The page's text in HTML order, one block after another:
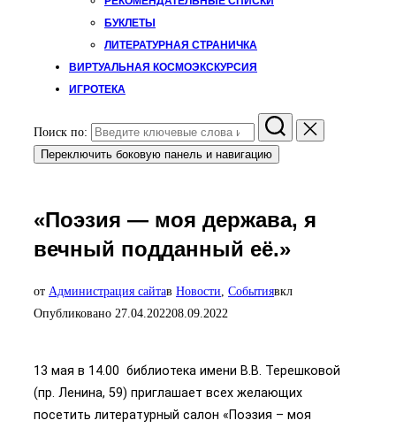
БУКЛЕТЫ
ЛИТЕРАТУРНАЯ СТРАНИЧКА
ВИРТУАЛЬНАЯ КОСМОЭКСКУРСИЯ
ИГРОТЕКА
Поиск по:
Переключить боковую панель и навигацию
«Поэзия — моя держава, я
вечный подданный её.»
от Администрация сайтав Новости, Событиявкл
Опубликовано 27.04.202208.09.2022
13 мая в 14.00 библиотека имени В.В. Терешковой
(пр. Ленина, 59) приглашает всех желающих
посетить литературный салон «Поэзия – моя